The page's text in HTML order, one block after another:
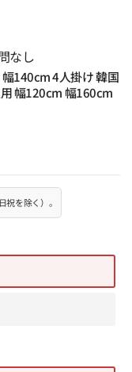
なし
140cm 4人掛け 韓国
幅120cm 幅160cm
を除く）。